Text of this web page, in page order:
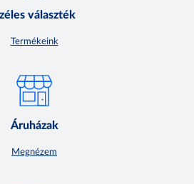
választék
Termékeink
Áruházak
Megnézem